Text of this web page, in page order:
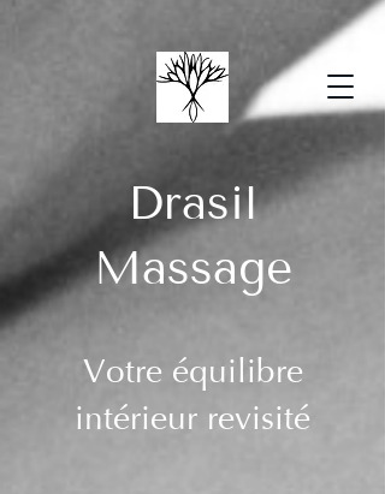
Drasil
Massage
Votre équilibre
intérieur revisité